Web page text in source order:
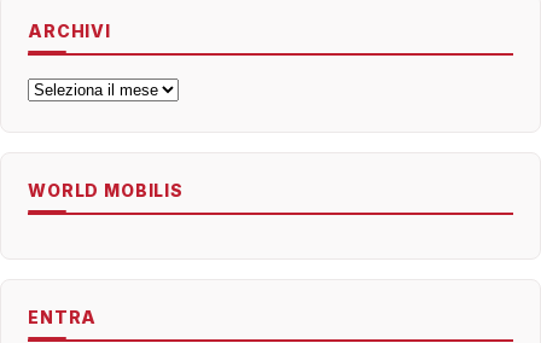
ARCHIVI
Archivi
WORLD MOBILIS
ENTRA